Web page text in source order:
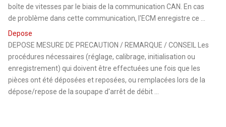
boîte de vitesses par le biais de la communication CAN. En cas
de problème dans cette communication, l'ECM enregistre ce ...
Depose
DEPOSE MESURE DE PRECAUTION / REMARQUE / CONSEIL Les
procédures nécessaires (réglage, calibrage, initialisation ou
enregistrement) qui doivent être effectuées une fois que les
pièces ont été déposées et reposées, ou remplacées lors de la
dépose/repose de la soupape d'arrêt de débit ...